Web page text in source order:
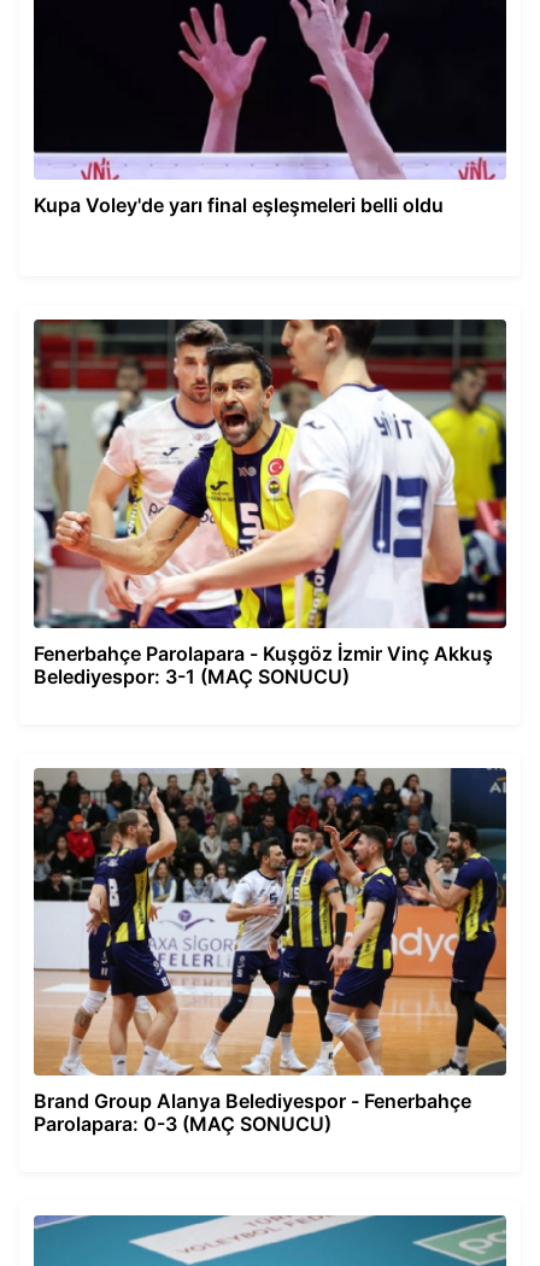
Kupa Voley'de yarı final eşleşmeleri belli oldu
Fenerbahçe Parolapara - Kuşgöz İzmir Vinç Akkuş
Belediyespor: 3-1 (MAÇ SONUCU)
Brand Group Alanya Belediyespor - Fenerbahçe
Parolapara: 0-3 (MAÇ SONUCU)